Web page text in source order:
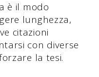
è il modo
lunghezza,
citazioni
con diverse
la tesi.